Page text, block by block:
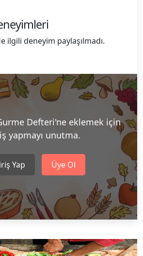
ilgili deneyim paylaşılmadı.
Defteri'ne eklemek için
yapmayı unutma.
Yap Üye Ol